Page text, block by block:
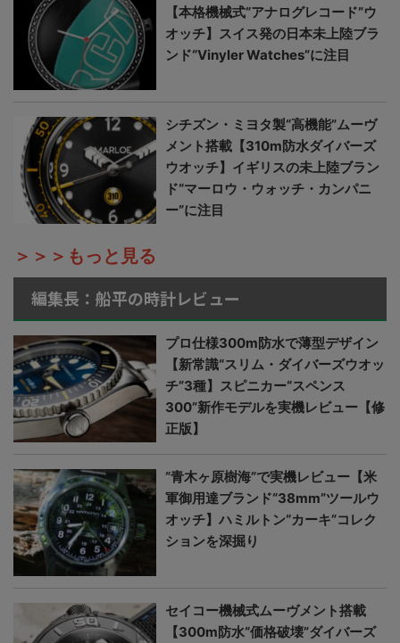
【本格機械式“アナログレコード”ウ
オッチ】スイス発の日本未上陸ブラ
ンド“Vinyler Watches”に注目
シチズン・ミヨタ製“高機能”ムーヴ
メント搭載【310m防水ダイバーズ
ウオッチ】イギリスの未上陸ブラン
ド“マーロウ・ウォッチ・カンパニ
ー”に注目
＞＞＞もっと見る
編集長：船平の時計レビュー
プロ仕様300m防水で薄型デザイン
【新常識“スリム・ダイバーズウオッ
チ”3種】スピニカー“スペンス
300”新作モデルを実機レビュー【修
正版】
“青木ヶ原樹海”で実機レビュー【米
軍御用達ブランド“38mm”ツールウ
オッチ】ハミルトン“カーキ”コレク
ションを深掘り
セイコー機械式ムーヴメント搭載
【300m防水“価格破壊”ダイバーズ